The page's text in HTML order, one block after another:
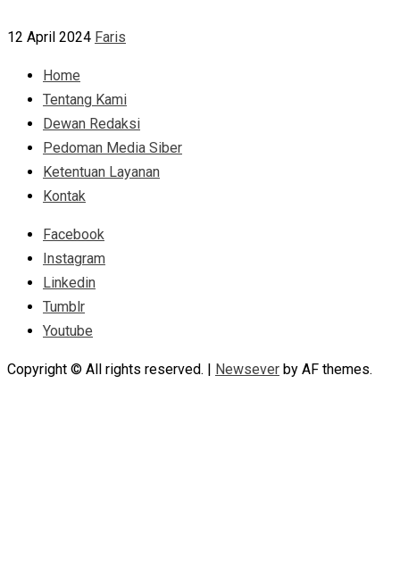
12 April 2024 Faris
Home
Tentang Kami
Dewan Redaksi
Pedoman Media Siber
Ketentuan Layanan
Kontak
Facebook
Instagram
Linkedin
Tumblr
Youtube
Copyright © All rights reserved. | Newsever by AF themes.